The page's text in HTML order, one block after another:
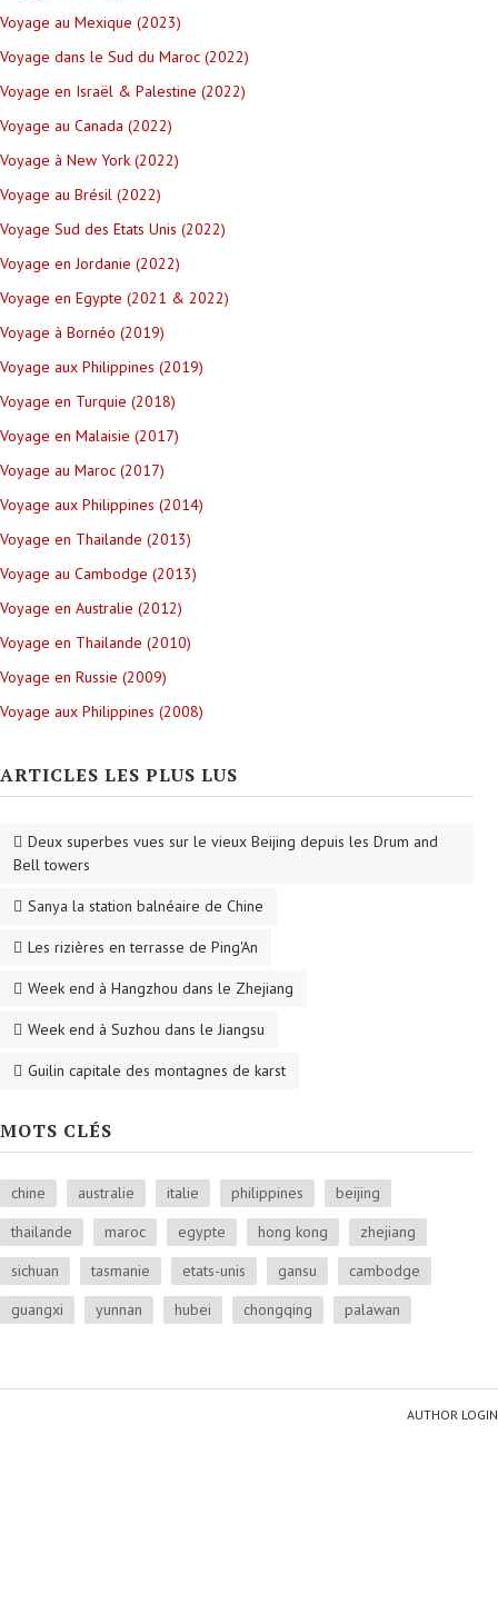
Voyage au Mexique (2023)
Voyage dans le Sud du Maroc (2022)
Voyage en Israël & Palestine (2022)
Voyage au Canada (2022)
Voyage à New York (2022)
Voyage au Brésil (2022)
Voyage Sud des Etats Unis (2022)
Voyage en Jordanie (2022)
Voyage en Egypte (2021 & 2022)
Voyage à Bornéo (2019)
Voyage aux Philippines (2019)
Voyage en Turquie (2018)
Voyage en Malaisie (2017)
Voyage au Maroc (2017)
Voyage aux Philippines (2014)
Voyage en Thailande (2013)
Voyage au Cambodge (2013)
Voyage en Australie (2012)
Voyage en Thailande (2010)
Voyage en Russie (2009)
Voyage aux Philippines (2008)
ARTICLES LES PLUS LUS
Deux superbes vues sur le vieux Beijing depuis les Drum and
Bell towers
Sanya la station balnéaire de Chine
Les rizières en terrasse de Ping'An
Week end à Hangzhou dans le Zhejiang
Week end à Suzhou dans le Jiangsu
Guilin capitale des montagnes de karst
MOTS CLÉS
chine australie italie philippines
beijing
thailande
maroc egypte hong kong
zhejiang
sichuan
tasmanie etats-unis gansu
cambodge
guangxi
yunnan hubei chongqing palawan
AUTHOR LOGIN